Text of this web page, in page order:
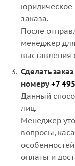
юридическое
заказа.
После
менеджер
выставления
Сделать
номеру+7
Данный
лиц.
Менеджер
вопросы,
оплаты и